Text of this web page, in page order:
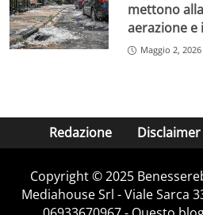
mettono
aerazione e
Maggio 2, 2026
Redazione Disclaimer
Copyright © 2025
Mediahouse Srl - Viale Sarca